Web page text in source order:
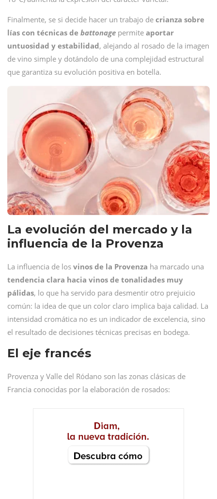
Finalmente, se si decide hacer un trabajo de crianza sobre
lías con técnicas de battonage permite aportar
untuosidad y estabilidad, alejando al rosado de la imagen
de vino simple y dotándolo de una complejidad estructural
que garantiza su evolución positiva en botella.
La evolución del mercado y la
influencia de la Provenza
La influencia de los vinos de la Provenza ha marcado una
tendencia clara hacia vinos de tonalidades muy
pálidas, lo que ha servido para desmentir otro prejuicio
común: la idea de que un color claro implica baja calidad. La
intensidad cromática no es un indicador de excelencia, sino
el resultado de decisiones técnicas precisas en bodega.
El eje francés
Provenza y Valle del Ródano son las zonas clásicas de
Francia conocidas por la elaboración de rosados: